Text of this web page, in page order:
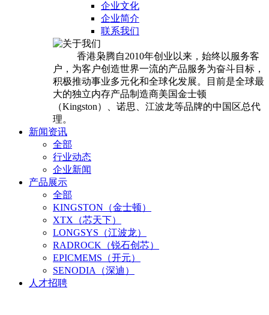
企业文化
企业简介
联系我们
香港枭腾自2010年创业以来，始终以服务客
户，为客户创造世界一流的产品服务为奋斗目标，
积极推动事业多元化和全球化发展。目前是全球最
大的独立内存产品制造商美国金士顿
（Kingston）、诺思、江波龙等品牌的中国区总代
理。
新闻资讯
全部
行业动态
企业新闻
产品展示
全部
KINGSTON（金士顿）
XTX（芯天下）
LONGSYS（江波龙）
RADROCK（锐石创芯）
EPICMEMS（开元）
SENODIA（深迪）
人才招聘